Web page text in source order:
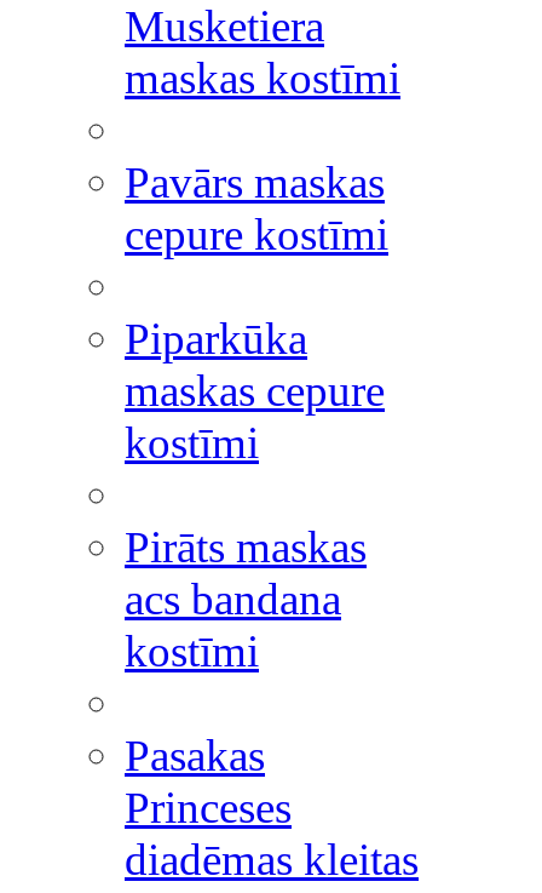
Musketiera
maskas kostīmi
Pavārs maskas
cepure kostīmi
Piparkūka
maskas cepure
kostīmi
Pirāts maskas
acs bandana
kostīmi
Pasakas
Princeses
diadēmas kleitas